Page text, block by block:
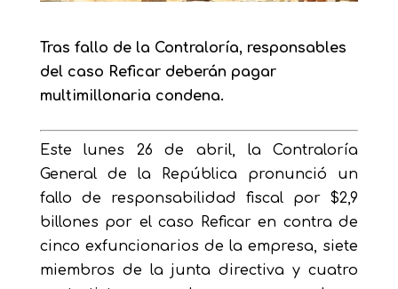
Tras fallo de la Contraloría, responsables
del caso Reficar deberán pagar
multimillonaria condena.
Este lunes 26 de abril, la Contraloría
General de la República pronunció un
fallo de responsabilidad fiscal por $2,9
billones por el caso Reficar en contra de
cinco exfuncionarios de la empresa, siete
miembros de la junta directiva y cuatro